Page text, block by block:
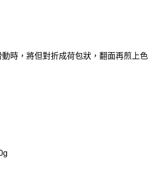
時，將但對折成荷包狀，翻面再煎上